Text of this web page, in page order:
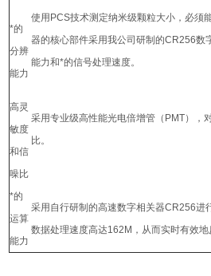
*的
分辨
能力
使用PCS技术测定纳米级颗粒大小，必须
器的核心部件采用我公司研制的CR256数
能力和*的信号处理速度。
高灵
敏度
和信
噪比
采用专业级高性能光电倍增管（PMT），
比。
*的
运算
能力
采用自行研制的高速数字相关器CR256进
数据处理速度高达162M，从而实时有效地